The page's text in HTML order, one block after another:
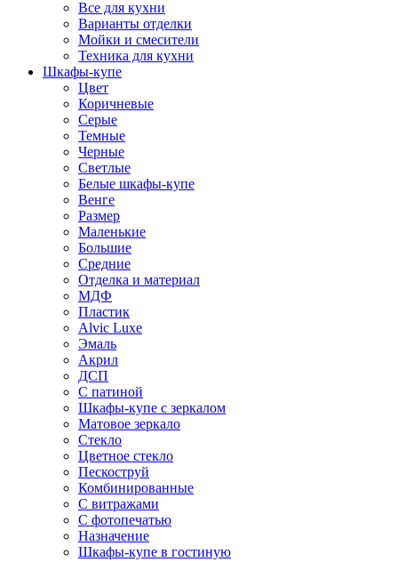
Все для кухни
Варианты отделки
Мойки и смесители
Техника для кухни
Шкафы-купе
Цвет
Коричневые
Серые
Темные
Черные
Светлые
Белые шкафы-купе
Венге
Размер
Маленькие
Большие
Средние
Отделка и материал
МДФ
Пластик
Alvic Luxe
Эмаль
Акрил
ДСП
С патиной
Шкафы-купе с зеркалом
Матовое зеркало
Стекло
Цветное стекло
Пескоструй
Комбинированные
С витражами
С фотопечатью
Назначение
Шкафы-купе в гостиную